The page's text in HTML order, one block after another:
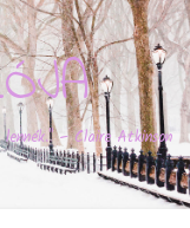
– Claire Atkinson